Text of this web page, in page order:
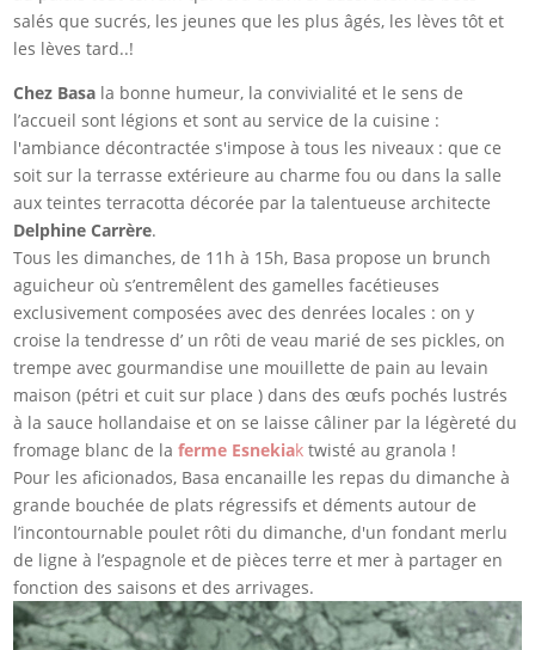
salés que sucrés, les jeunes que les plus âgés, les lèves tôt et
les lèves tard..!
Chez Basa la bonne humeur, la convivialité et le sens de
l’accueil sont légions et sont au service de la cuisine :
l'ambiance décontractée s'impose à tous les niveaux : que ce
soit sur la terrasse extérieure au charme fou ou dans la salle
aux teintes terracotta décorée par la talentueuse architecte
Delphine Carrère.
Tous les dimanches, de 11h à 15h, Basa propose un brunch
aguicheur où s’entremêlent des gamelles facétieuses
exclusivement composées avec des denrées locales : on y
croise la tendresse d’ un rôti de veau marié de ses pickles, on
trempe avec gourmandise une mouillette de pain au levain
maison (pétri et cuit sur place ) dans des œufs pochés lustrés
à la sauce hollandaise et on se laisse câliner par la légèreté du
fromage blanc de laferme Esnekiaktwisté au granola !
Pour les aficionados, Basa encanaille les repas du dimanche à
grande bouchée de plats régressifs et déments autour de
l’incontournable poulet rôti du dimanche, d'un fondant merlu
de ligne à l’espagnole et de pièces terre et mer à partager en
fonction des saisons et des arrivages.